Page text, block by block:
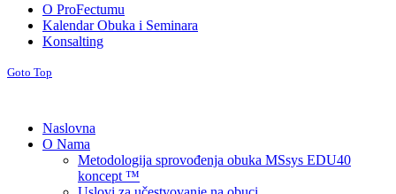
O ProFectumu
Kalendar Obuka i Seminara
Konsalting
Goto Top
Naslovna
O Nama
Metodologija sprovođenja obuka MSsys EDU40
koncept ™